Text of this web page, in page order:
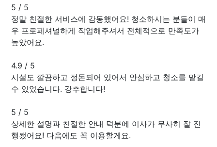
5 / 5
정말 친절한 서비스에 감동했어요! 청소하시는 분들이 매
우 프로페셔널하게 작업해주셔서 전체적으로 만족도가
높았어요.
4.9 / 5
시설도 깔끔하고 정돈되어 있어서 안심하고 청소를 맡길
수 있었습니다. 강추합니다!
5 / 5
상세한 설명과 친절한 안내 덕분에 이사가 무사히 잘 진
행됐어요! 다음에도 꼭 이용할게요.